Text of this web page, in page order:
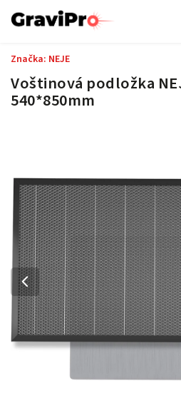
Voštinová podložka
540*850mm
Značka: NEJE